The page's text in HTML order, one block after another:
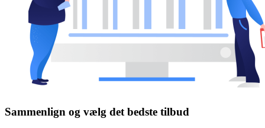
Sammenlign og vælg det bedste tilbud